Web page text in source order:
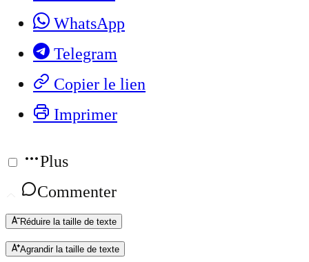
WhatsApp
Telegram
Copier le lien
Imprimer
Plus
Commenter
Réduire la taille de texte
Agrandir la taille de texte